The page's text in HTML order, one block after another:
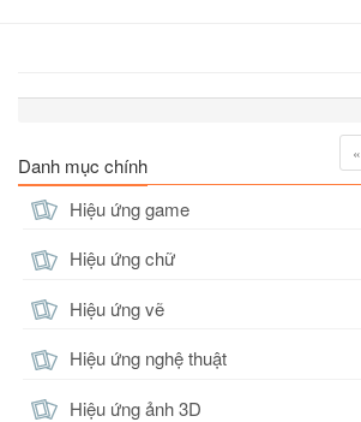
«
Danh mục chính
Hiệu ứng game
Hiệu ứng chữ
Hiệu ứng vẽ
Hiệu ứng nghệ thuật
Hiệu ứng ảnh 3D